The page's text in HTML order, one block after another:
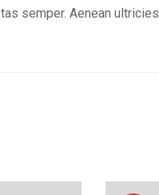
semper. Aenean